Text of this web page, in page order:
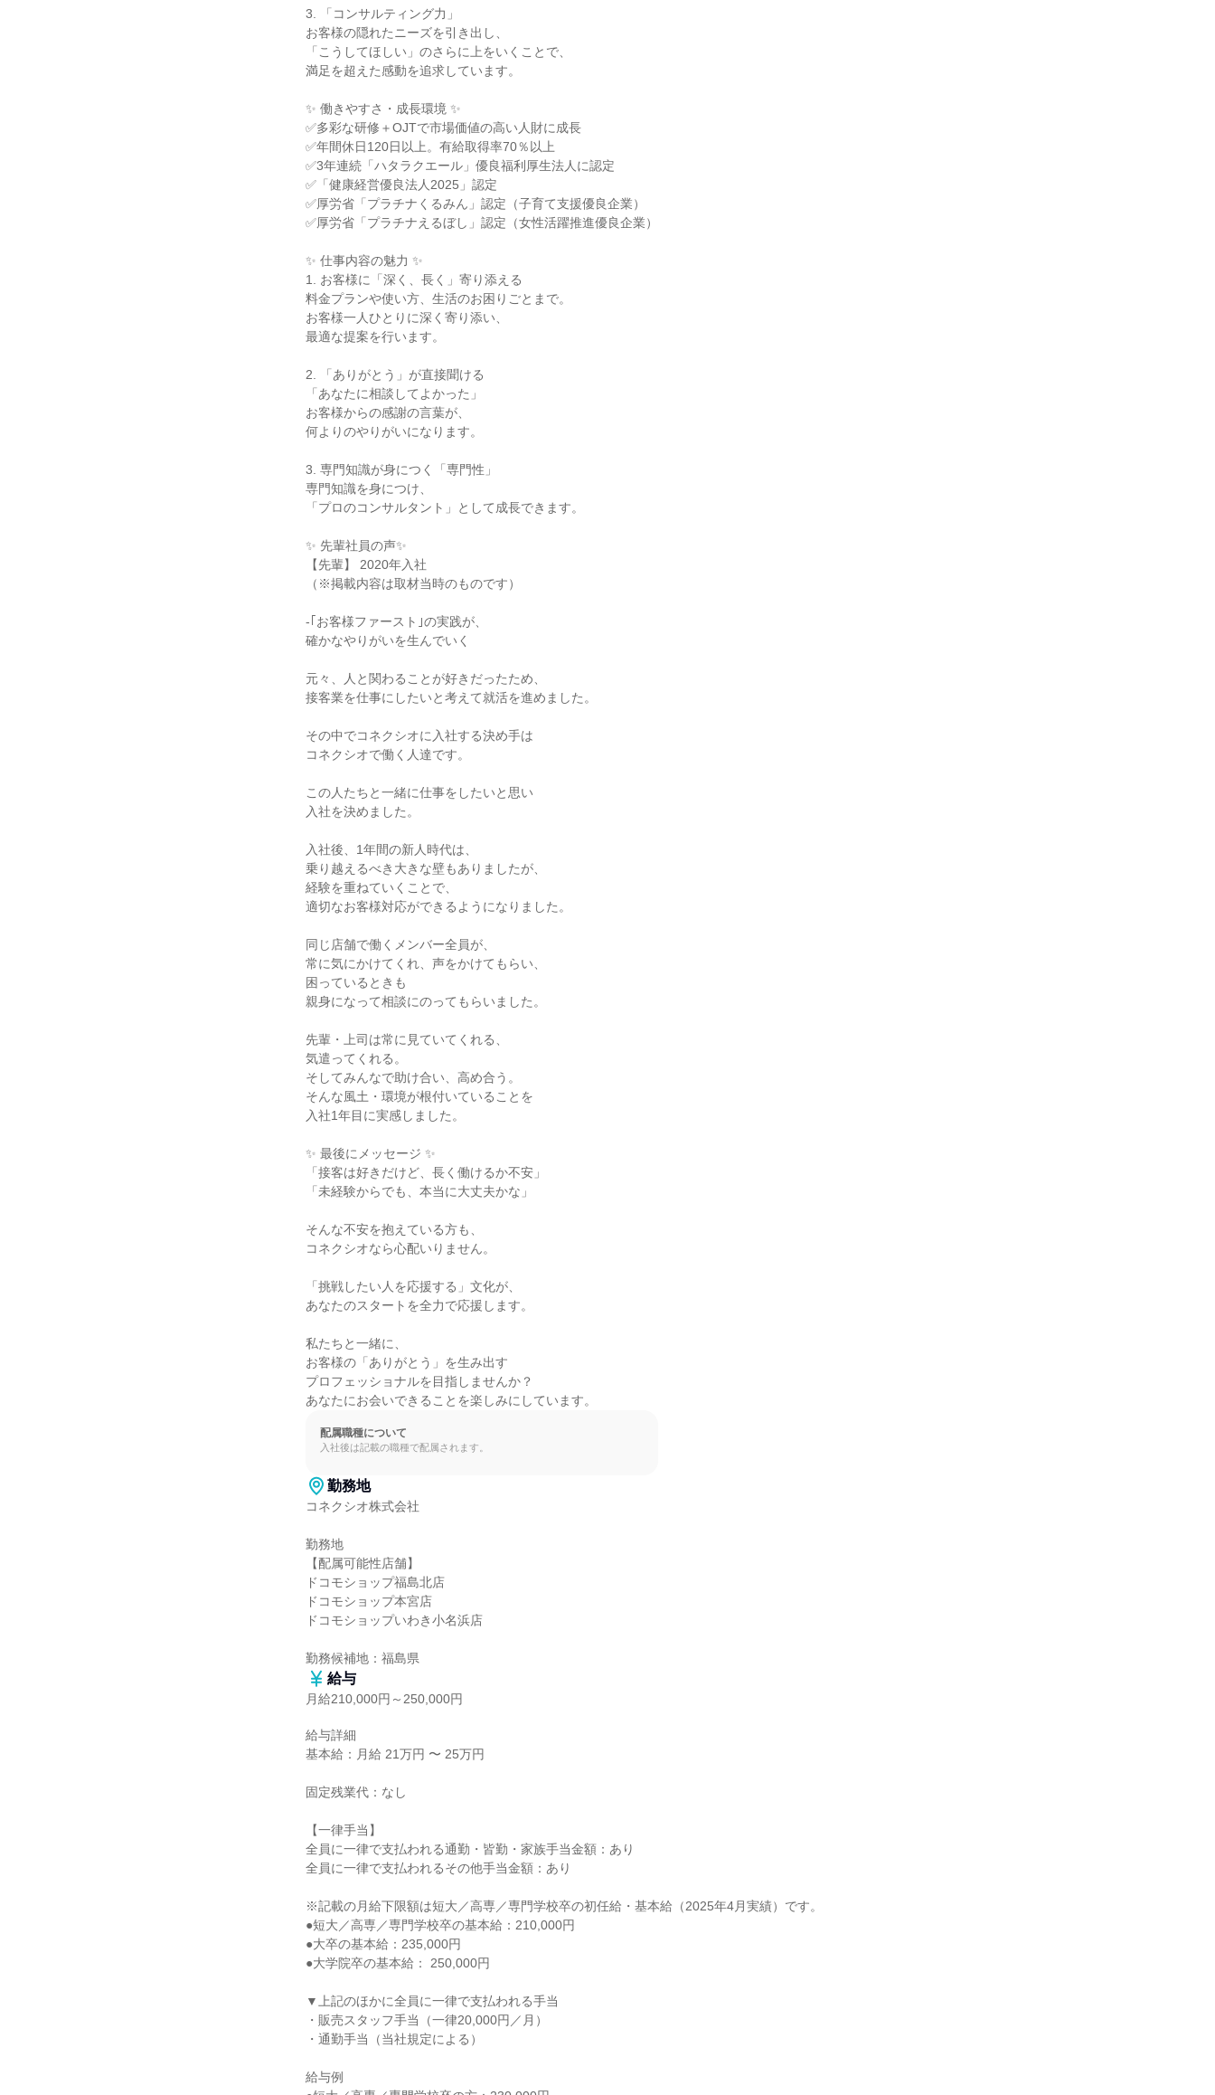
3. 「コンサルティング力」
お客様の隠れたニーズを引き出し、
「こうしてほしい」のさらに上をいくことで、
満足を超えた感動を追求しています。
✨ 働きやすさ・成長環境 ✨
✅多彩な研修＋OJTで市場価値の高い人財に成長
✅年間休日120日以上。有給取得率70％以上
✅3年連続「ハタラクエール」優良福利厚生法人に認定
✅「健康経営優良法人2025」認定
✅厚労省「プラチナくるみん」認定（子育て支援優良企業）
✅厚労省「プラチナえるぼし」認定（女性活躍推進優良企業）
✨ 仕事内容の魅力 ✨
1. お客様に「深く、長く」寄り添える
料金プランや使い方、生活のお困りごとまで。
お客様一人ひとりに深く寄り添い、
最適な提案を行います。
2. 「ありがとう」が直接聞ける
「あなたに相談してよかった」
お客様からの感謝の言葉が、
何よりのやりがいになります。
3. 専門知識が身につく「専門性」
専門知識を身につけ、
「プロのコンサルタント」として成長できます。
✨ 先輩社員の声✨
【先輩】 2020年入社
（※掲載内容は取材当時のものです）
-｢お客様ファースト｣の実践が、
確かなやりがいを生んでいく
元々、人と関わることが好きだったため、
接客業を仕事にしたいと考えて就活を進めました。
その中でコネクシオに入社する決め手は
コネクシオで働く人達です。
この人たちと一緒に仕事をしたいと思い
入社を決めました。
入社後、1年間の新人時代は、
乗り越えるべき大きな壁もありましたが、
経験を重ねていくことで、
適切なお客様対応ができるようになりました。
同じ店舗で働くメンバー全員が、
常に気にかけてくれ、声をかけてもらい、
困っているときも
親身になって相談にのってもらいました。
先輩・上司は常に見ていてくれる、
気遣ってくれる。
そしてみんなで助け合い、高め合う。
そんな風土・環境が根付いていることを
入社1年目に実感しました。
✨ 最後にメッセージ ✨
「接客は好きだけど、長く働けるか不安」
「未経験からでも、本当に大丈夫かな」
そんな不安を抱えている方も、
コネクシオなら心配いりません。
「挑戦したい人を応援する」文化が、
あなたのスタートを全力で応援します。
私たちと一緒に、
お客様の「ありがとう」を生み出す
プロフェッショナルを目指しませんか？
あなたにお会いできることを楽しみにしています。
配属職種について
入社後は記載の職種で配属されます。
勤務地
コネクシオ株式会社
勤務地
【配属可能性店舗】
ドコモショップ福島北店
ドコモショップ本宮店
ドコモショップいわき小名浜店
勤務候補地：福島県
給与
月給210,000円～250,000円
給与詳細
基本給：月給 21万円 〜 25万円
固定残業代：なし
【一律手当】
全員に一律で支払われる通勤・皆勤・家族手当金額：あり
全員に一律で支払われるその他手当金額：あり
※記載の月給下限額は短大／高専／専門学校卒の初任給・基本給（2025年4月実績）です。
●短大／高専／専門学校卒の基本給：210,000円
●大卒の基本給：235,000円
●大学院卒の基本給： 250,000円
▼上記のほかに全員に一律で支払われる手当
・販売スタッフ手当（一律20,000円／月）
・通勤手当（当社規定による）
給与例